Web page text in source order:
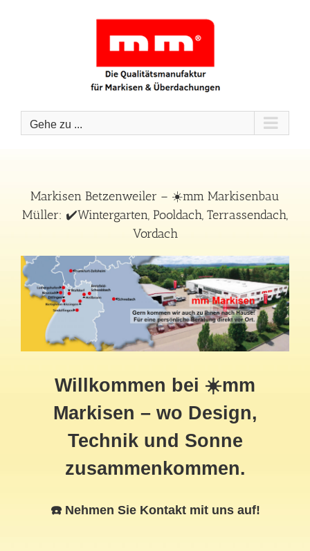
Gehe zu ...
Markisen Betzenweiler – ☀️mm Markisenbau
Müller: ✔️Wintergarten, Pooldach, Terrassendach,
Vordach
Willkommen bei ☀️mm
Markisen – wo Design,
Technik und Sonne
zusammenkommen.
☎️ Nehmen Sie Kontakt mit uns auf!